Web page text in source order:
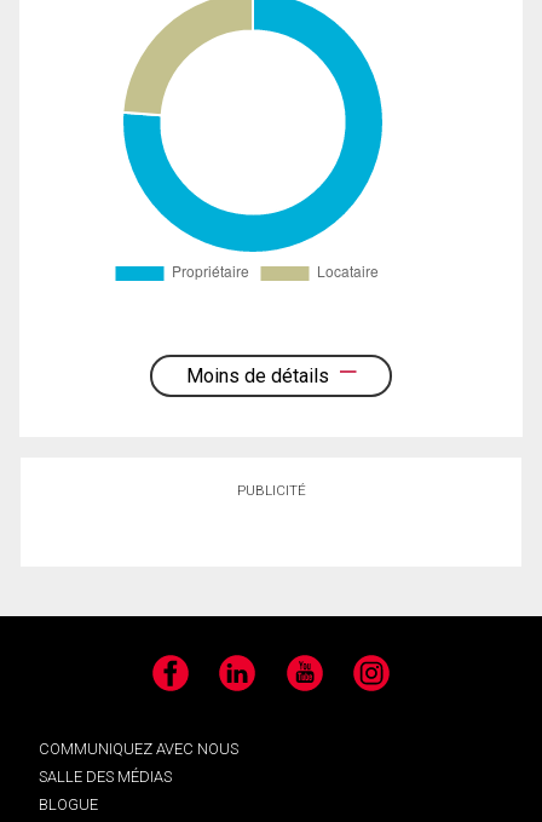
Moins de détails
PUBLICITÉ
Facebook LinkedIn YouTube Instagram
COMMUNIQUEZ AVEC NOUS
SALLE DES MÉDIAS
BLOGUE